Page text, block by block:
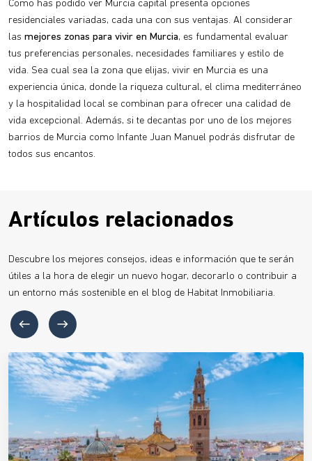
Como has podido ver Murcia capital presenta opciones
residenciales variadas, cada una con sus ventajas. Al considerar
las mejores zonas para vivir en Murcia, es fundamental evaluar
tus preferencias personales, necesidades familiares y estilo de
vida. Sea cual sea la zona que elijas, vivir en Murcia es una
experiencia única, donde la riqueza cultural, el clima mediterráneo
y la hospitalidad local se combinan para ofrecer una calidad de
vida excepcional. Además, si te decantas por uno de los mejores
barrios de Murcia como Infante Juan Manuel podrás disfrutar de
todos sus encantos.
Artículos relacionados
Descubre los mejores consejos, ideas e información que te serán
útiles a la hora de elegir un nuevo hogar, decorarlo o contribuir a
un entorno más sostenible en el blog de Habitat Inmobiliaria.